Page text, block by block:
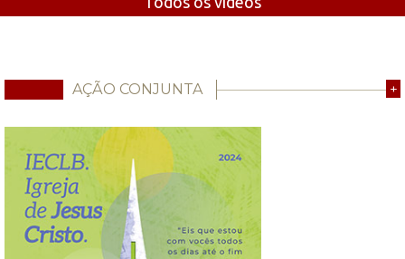
AÇÃO CONJUNTA +